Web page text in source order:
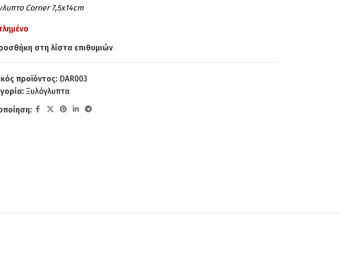
Corner 7,5x14cm
στη λίστα επιθυμιών
προϊόντος: DAR003
Ξυλόγλυπτα